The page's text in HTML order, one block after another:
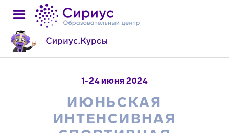
1-24 июня 2024
ИЮНЬСКАЯ
ИНТЕНСИВНАЯ